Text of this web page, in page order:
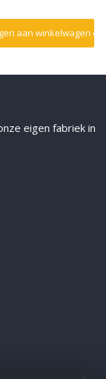
aan winkelwagen
eigen fabriek in